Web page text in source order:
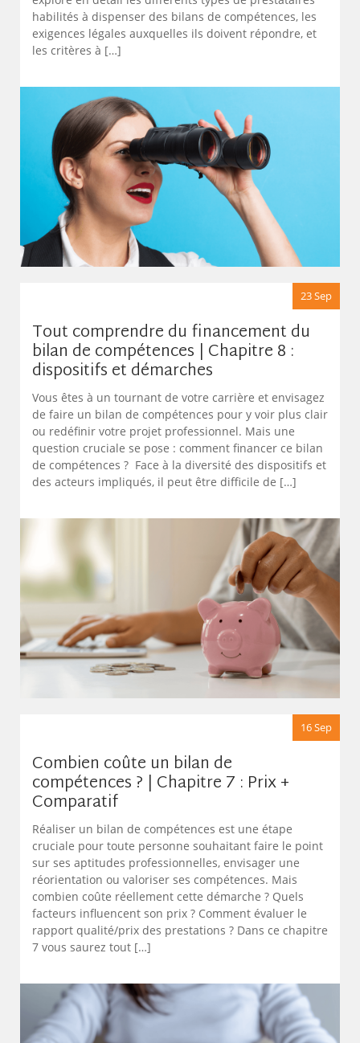
habilités à dispenser des bilans de compétences, les
exigences légales auxquelles ils doivent répondre, et
les critères à […]
23 Sep
Tout comprendre du financement du
bilan de compétences | Chapitre 8 :
dispositifs et démarches
Vous êtes à un tournant de votre carrière et envisagez
de faire un bilan de compétences pour y voir plus clair
ou redéfinir votre projet professionnel. Mais une
question cruciale se pose : comment financer ce bilan
de compétences ? Face à la diversité des dispositifs et
des acteurs impliqués, il peut être difficile de […]
16 Sep
Combien coûte un bilan de
compétences ? | Chapitre 7 : Prix +
Comparatif
Réaliser un bilan de compétences est une étape
cruciale pour toute personne souhaitant faire le point
sur ses aptitudes professionnelles, envisager une
réorientation ou valoriser ses compétences. Mais
combien coûte réellement cette démarche ? Quels
facteurs influencent son prix ? Comment évaluer le
rapport qualité/prix des prestations ? Dans ce chapitre
7 vous saurez tout […]